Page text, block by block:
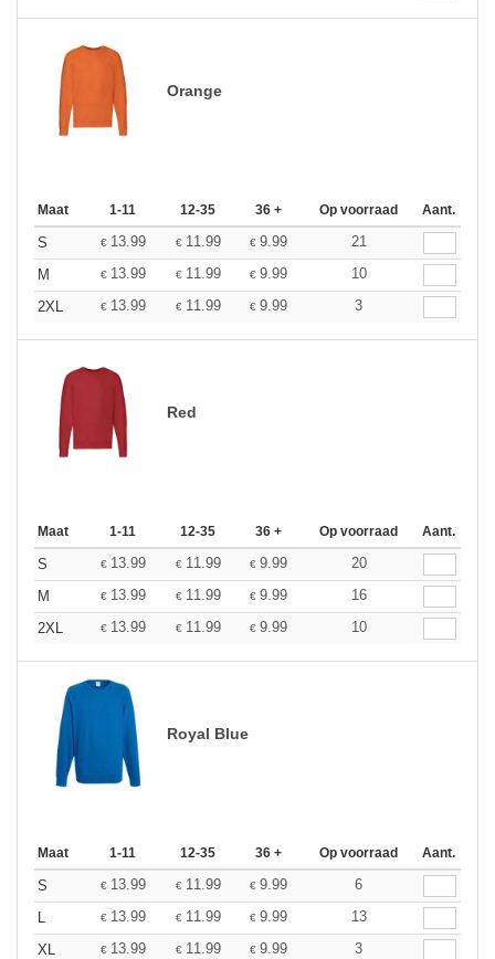
Orange
Maat 1-11 12-35 36 + Op voorraad Aant.
S € 13.99 € 11.99 € 9.99
21
M
€ 13.99 € 11.99 € 9.99
10
2XL
€ 13.99 € 11.99 € 9.99 3
Red
Maat 1-11 12-35 36 + Op voorraad Aant.
S € 13.99 € 11.99 € 9.99
20
M
€ 13.99 € 11.99 € 9.99
16
2XL
€ 13.99 € 11.99 € 9.99 10
Royal Blue
Maat 1-11 12-35 36 + Op voorraad Aant.
S € 13.99 € 11.99 € 9.99
6
L
€ 13.99 € 11.99 € 9.99
13
XL
€ 13.99 € 11.99 € 9.99
3